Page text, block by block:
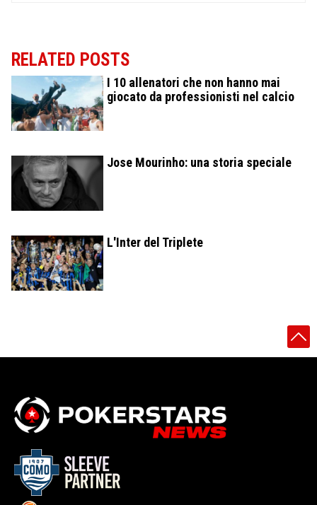
RELATED POSTS
I 10 allenatori che non hanno mai
giocato da professionisti nel calcio
Jose Mourinho: una storia speciale
L'Inter del Triplete